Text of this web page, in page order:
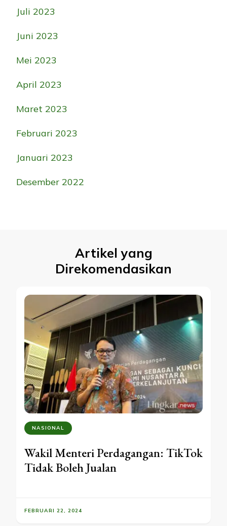
Juli 2023
Juni 2023
Mei 2023
April 2023
Maret 2023
Februari 2023
Januari 2023
Desember 2022
Artikel yang
Direkomendasikan
NASIONAL
Wakil Menteri Perdagangan: TikTok
Tidak Boleh Jualan
FEBRUARI 22, 2024